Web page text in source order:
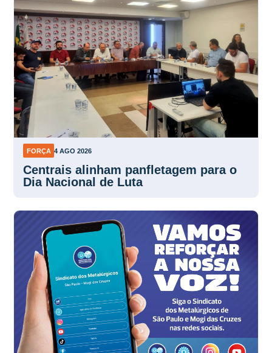
FORÇA 4 AGO 2026
Centrais alinham panfletagem para o
Dia Nacional de Luta